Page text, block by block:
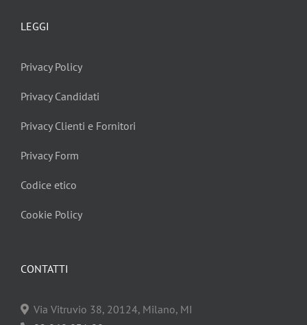
CONTATTI
Via Vitruvio 38, 20124, Milano, MI
LEGGI
Privacy Policy
Privacy Candidati
Privacy Clienti e Fornitori
Privacy Form
Codice etico
Cookie Policy